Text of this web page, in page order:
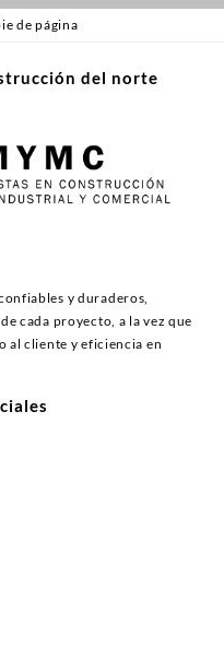
de página
del norte
y duraderos,
cada proyecto, a la vez que
al cliente y eficiencia en